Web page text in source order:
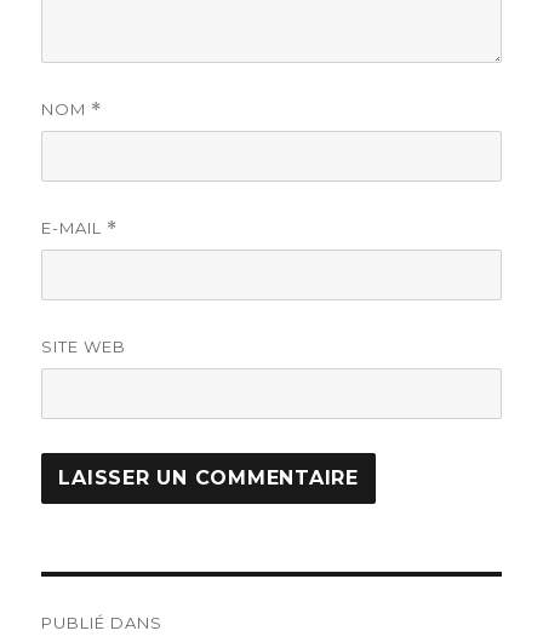
NOM *
E-MAIL *
SITE WEB
PUBLIÉ DANS